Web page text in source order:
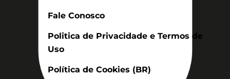
Fale Conosco
Politica de Privacidade e Termos de
Uso
Política de Cookies (BR)